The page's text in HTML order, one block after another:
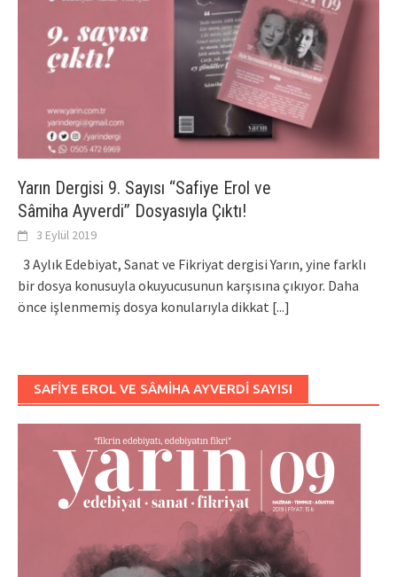
Yarın Dergisi 9. Sayısı “Safiye Erol ve
Sâmiha Ayverdi’’ Dosyasıyla Çıktı!
3 Eylül 2019
3 Aylık Edebiyat, Sanat ve Fikriyat dergisi Yarın, yine farklı
bir dosya konusuyla okuyucusunun karşısına çıkıyor. Daha
önce işlenmemiş dosya konularıyla dikkat [...]
SAFIYE EROL VE SÂMIHA AYVERDI SAYISI